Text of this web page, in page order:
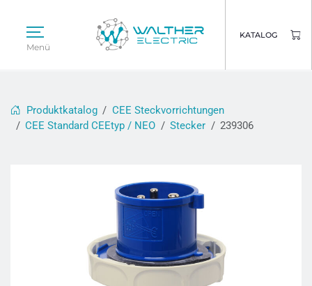
Menü
KATALOG
Produktkatalog
CEE Steckvorrichtungen
CEE Standard CEEtyp / NEO
Stecker 239306